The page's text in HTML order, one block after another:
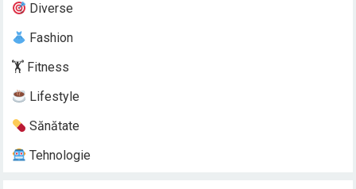
Diverse
Fashion
🏋️ Fitness
Lifestyle
Sănătate
Tehnologie